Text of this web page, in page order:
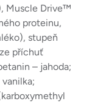
Muscle Drive™
proteinu,
stupeň
příchuť
– jahoda;